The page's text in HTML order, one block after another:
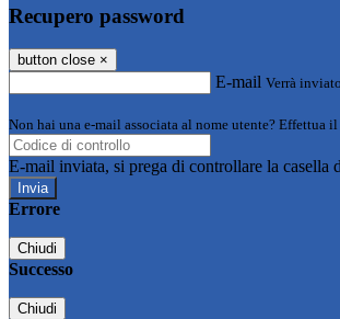
Recupero password
button close ×
E-mail Verrà
Non hai una e-mail associata al nome utente? Effettua
E-mail inviata, si prega di controllare la casella
Errore
Chiudi
Successo
Chiudi